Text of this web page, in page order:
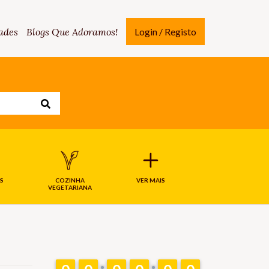
Blogs Que Adoramos! Login / Registo
COZINHA
VEGETARIANA
VER MAIS